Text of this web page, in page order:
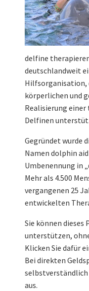
delfine
deutschlandweit
Hilfsorganisation,
körperlichen und
Realisierung
Delfinen
Gegründet wurde
Namen dolphin
Umbenennung in
Mehr als 4.500
vergangenen 25
entwickelten
Sie können
unterstützen,
Klicken Sie dafür
Bei direkten
selbstverständlich
aus.